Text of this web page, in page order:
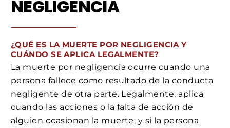
NEGLIGENCIA
¿QUÉ ES LA MUERTE POR NEGLIGENCIA Y
CUÁNDO SE APLICA LEGALMENTE?
La muerte por negligencia ocurre cuando una
persona fallece como resultado de la conducta
negligente de otra parte. Legalmente, aplica
cuando las acciones o la falta de acción de
alguien ocasionan la muerte, y si la persona